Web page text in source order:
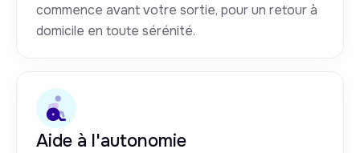
commence avant votre sortie, pour un retour à
domicile en toute sérénité.
Aide à l'autonomie